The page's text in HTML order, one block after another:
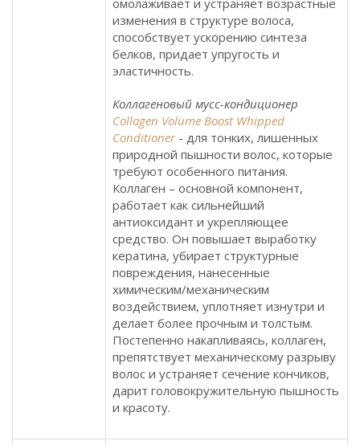
омолаживает и устраняет возрастные
изменения в структуре волоса,
способствует ускорению синтеза
белков, придает упругость и
эластичность.
Коллагеновый мусс-кондиционер
Collagen Volume Boost Whipped
Conditioner - для тонких, лишенных
природной пышности волос, которые
требуют особенного питания.
Коллаген – основной компонент,
работает как сильнейший
антиоксидант и укрепляющее
средство. Он повышает выработку
кератина, убирает структурные
повреждения, нанесенные
химическим/механическим
воздействием, уплотняет изнутри и
делает более прочным и толстым.
Постепенно накапливаясь, коллаген,
препятствует механическому разрыву
волос и устраняет сечение кончиков,
дарит головокружительную пышность
и красоту.